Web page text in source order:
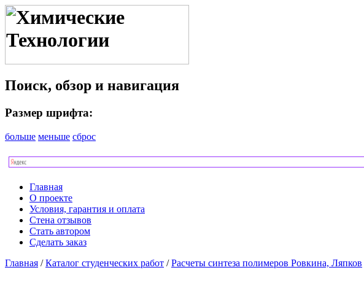
Поиск, обзор и навигация
Размер шрифта:
больше меньше сброс
Главная
О проекте
Условия, гарантия и оплата
Стена отзывов
Стать автором
Сделать заказ
Главная /Каталог студенческих работ /Расчеты синтеза полимеров Ровкина, Ляпков